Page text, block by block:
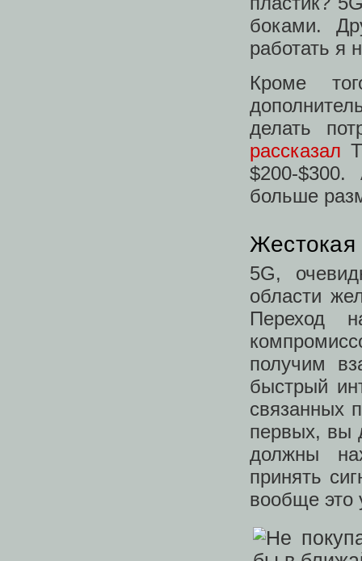
боками.
работать я
Кроме
делать
рассказал
$200-
больше
Жестокая
5G,
области
Переход
получим
быстрый
связанных
первых, вы
должны
принять
вообще это